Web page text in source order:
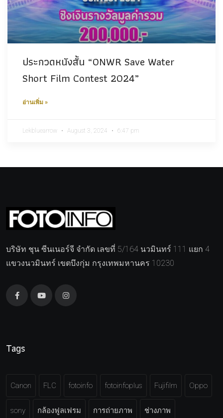
ประกวดหนังสั้น “ONWR Save Water
Short Film Contest 2024”
อ่านเพิ่ม »
Lekbluearrow August 3, 2024 6:47 pm
บริษัท ชุน ซีนเนอร์จี จำกัด เลขที่ 5/164 นวมินทร์ 111 แยก 4
แขวงนวมินทร์ เขตบึงกุ่ม กรุงเทพมหานคร 10230
Tags
Canon FLC fotoinfo fotoinfoplus Fujifilm Oppo
sony กล้องฟูลเฟรม การถ่ายภาพ ช่างภาพ